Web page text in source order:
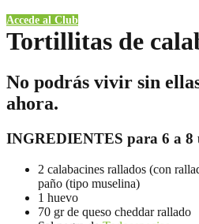
Accede al Club
Tortillitas de
No podrás vivir sin
ahora.
INGREDIENTES para 6 a 8
2 calabacines rallados (con
paño (tipo muselina)
1 huevo
70 gr de queso cheddar rallado